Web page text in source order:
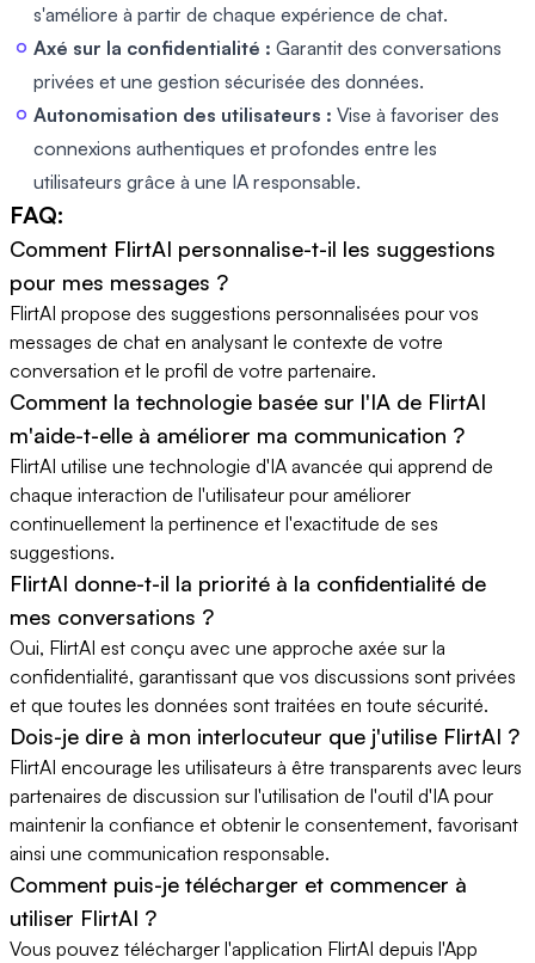
s'améliore à partir de chaque expérience de chat.
Axé sur la confidentialité : Garantit des conversations
privées et une gestion sécurisée des données.
Autonomisation des utilisateurs : Vise à favoriser des
connexions authentiques et profondes entre les
utilisateurs grâce à une IA responsable.
FAQ:
Comment FlirtAI personnalise-t-il les suggestions
pour mes messages ?
FlirtAI propose des suggestions personnalisées pour vos
messages de chat en analysant le contexte de votre
conversation et le profil de votre partenaire.
Comment la technologie basée sur l'IA de FlirtAI
m'aide-t-elle à améliorer ma communication ?
FlirtAI utilise une technologie d'IA avancée qui apprend de
chaque interaction de l'utilisateur pour améliorer
continuellement la pertinence et l'exactitude de ses
suggestions.
FlirtAI donne-t-il la priorité à la confidentialité de
mes conversations ?
Oui, FlirtAI est conçu avec une approche axée sur la
confidentialité, garantissant que vos discussions sont privées
et que toutes les données sont traitées en toute sécurité.
Dois-je dire à mon interlocuteur que j'utilise FlirtAI ?
FlirtAI encourage les utilisateurs à être transparents avec leurs
partenaires de discussion sur l'utilisation de l'outil d'IA pour
maintenir la confiance et obtenir le consentement, favorisant
ainsi une communication responsable.
Comment puis-je télécharger et commencer à
utiliser FlirtAI ?
Vous pouvez télécharger l'application FlirtAI depuis l'App